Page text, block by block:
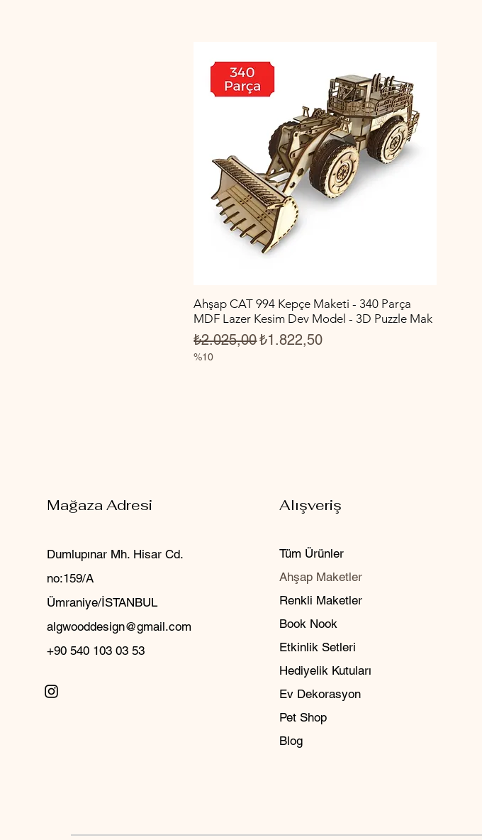
Ahşap CAT 994 Kepçe Maketi - 340 Parça
MDF Lazer Kesim Dev Model - 3D Puzzle Mak
Normal Fiyat
₺2.025,00İndirimli Fiyat
₺1.822,50
%10
Mağaza Adresi
Dumlupınar Mh. Hisar Cd.
no:159/A
Ümraniye/İSTANBUL
algwooddesign@gmail.com
+90 540 103 03 53
Alışveriş
Tüm Ürünler
Ahşap Maketler
Renkli Maketler
Book Nook
Etkinlik Setleri
Hediyelik Kutuları
Ev Dekorasyon
Pet Shop
Blog